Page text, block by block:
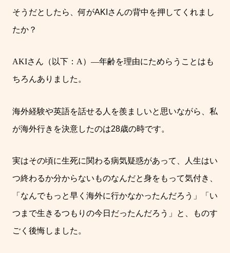
そうだとしたら、何がAKI さんの背中を押してくれまし
たか？
AKIさん（以下： A ） ―年齢を理由にためらうことはも
ちろんありました。
海外経験や英語を話せる人を羨ましいと思いながら、私
が海外行きを決意したのは28歳の時です。
実はその頃に生死に関わる病気疑惑があって、人生はい
つ終わるか分からないものなんだと身をもって気付き、
「なんでもっと早く海外に行かなかったんだろう」「い
つまで生きるつもりの今日だったんだろう」と、ものす
ごく後悔しました。